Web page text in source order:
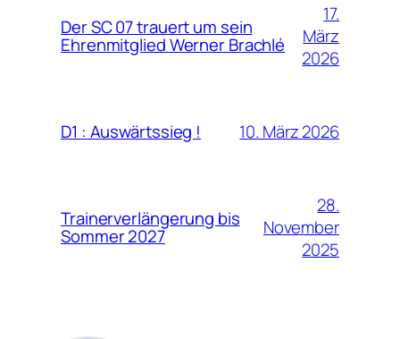
Der SC 07 trauert um sein
Ehrenmitglied Werner Brachlé
17.
März
2026
D1 : Auswärtssieg ! 10. März 2026
Trainerverlängerung bis
Sommer 2027
28.
November
2025